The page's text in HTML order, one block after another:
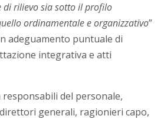
di rilievo sia sotto il profilo
ordinamentale e organizzativo”
adeguamento puntuale di
integrativa e atti
del personale,
generali, ragionieri capo,